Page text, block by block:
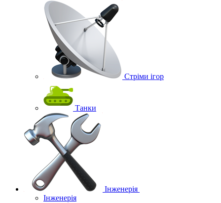
Стріми ігор
Танки
Інженерія
Інженерія